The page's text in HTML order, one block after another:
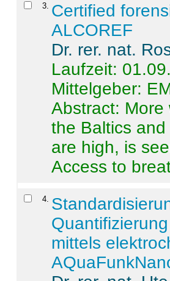
3 Certified
ALCOREF
Dr. rer. nat.
Laufzeit:
Mittelgeber:
Abstract: More
the Baltics
are high, is
Access to
4
mittels